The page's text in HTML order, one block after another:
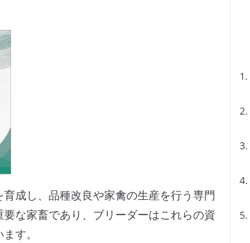
成し、品種改良や家禽の生産を行う専門
な家畜であり、ブリーダーはこれらの資
す。